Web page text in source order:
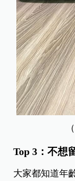
Top 3：不想
大家都知道年